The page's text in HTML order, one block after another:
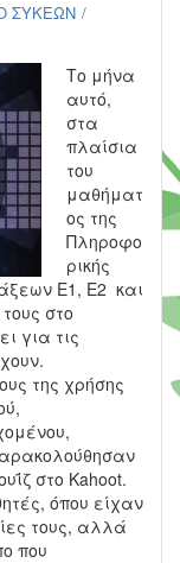
ΣΥΚΕΩΝ
Το μήνα
αυτό,
στα
πλαίσια
του
μαθήματ
ος της
Πληροφο
ρικής
Ε1, Ε2 και
στο
για τις
της χρήσης
στο Kahoot.
όπου είχαν
τους, αλλά
που